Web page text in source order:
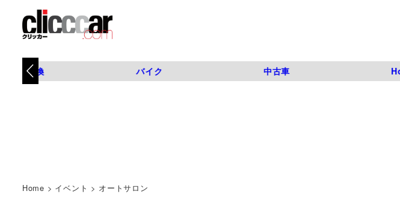
タイヤ交換 バイク 中古車
Home > イベント > オートサロン